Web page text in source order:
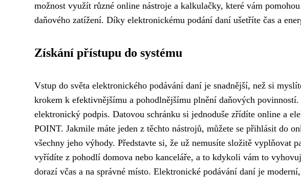
možnost využít různé online nástroje a kalkulačky, které vám
daňového zatížení. Díky elektronickému podání daní ušetříte čas a
Získání přístupu do systému
Vstup do světa elektronického podávání daní je snadnější, než si
krokem k efektivnějšímu a pohodlnějšímu plnění daňových
elektronický podpis. Datovou schránku si jednoduše zřídíte online a
POINT. Jakmile máte jeden z těchto nástrojů, můžete se přihlásit do
všechny jeho výhody. Představte si, že už nemusíte složitě vyplňovat
vyřídíte z pohodlí domova nebo kanceláře, a to kdykoli vám to
dorazí včas a na správné místo. Elektronické podávání daní je